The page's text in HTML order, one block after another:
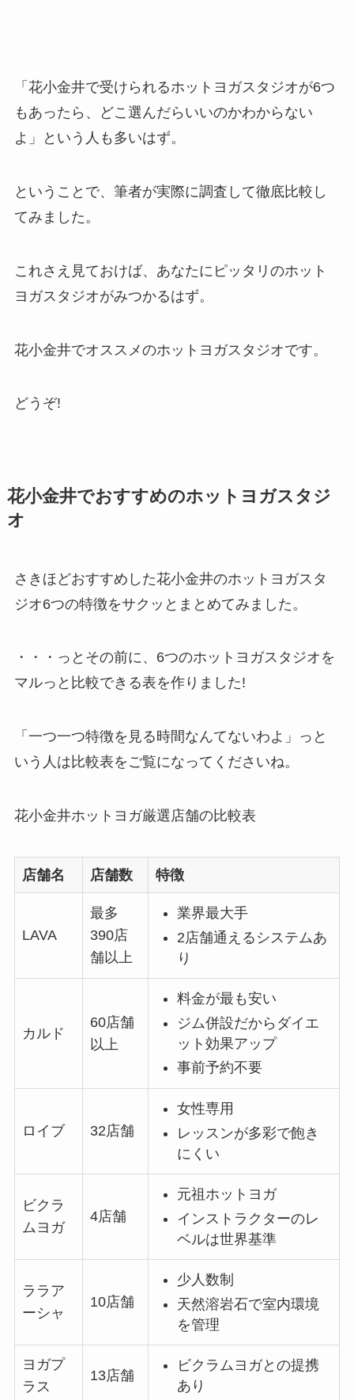
「花小金井で受けられるホットヨガスタジオが6つ
もあったら、どこ選んだらいいのかわからない
よ」という人も多いはず。
ということで、筆者が実際に調査して徹底比較し
てみました。
これさえ見ておけば、あなたにピッタリのホット
ヨガスタジオがみつかるはず。
花小金井でオススメのホットヨガスタジオです。
どうぞ!
花小金井でおすすめのホットヨガスタジ
オ
さきほどおすすめした花小金井のホットヨガスタ
ジオ6つの特徴をサクッとまとめてみました。
・・・っとその前に、6つのホットヨガスタジオを
マルっと比較できる表を作りました!
「一つ一つ特徴を見る時間なんてないわよ」っと
いう人は比較表をご覧になってくださいね。
花小金井ホットヨガ厳選店舗の比較表
店舗名 店舗数 特徴
LAVA
最多
390店
舗以上
業界最大手
2店舗通えるシステムあ
り
カルド
60店舗
以上
料金が最も安い
ジム併設だからダイエ
ット効果アップ
事前予約不要
ロイブ 32店舗
女性専用
レッスンが多彩で飽き
にくい
ビクラ
ムヨガ
4店舗
元祖ホットヨガ
インストラクターのレ
ベルは世界基準
ララア
ーシャ
10店舗
少人数制
天然溶岩石で室内環境
を管理
ヨガプ
ラス
13店舗
ビクラムヨガとの提携
あり